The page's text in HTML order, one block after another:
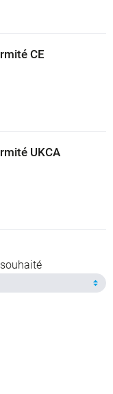
CE
UKCA